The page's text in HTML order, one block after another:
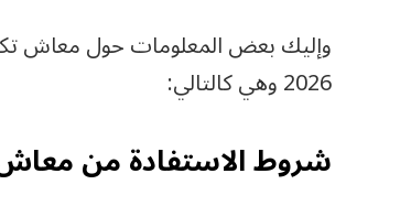
وإليك بعض المعلومات حول معاش
2026 وهي كالتالي:
شروط الاستفادة من معاش